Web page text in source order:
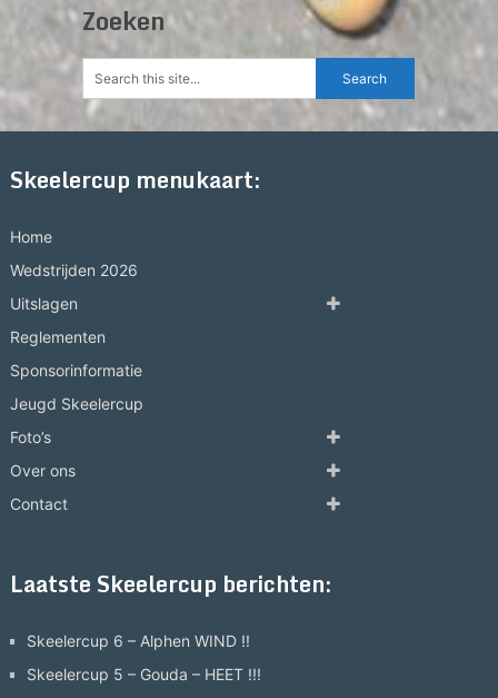
Zoeken
Skeelercup menukaart:
Home
Wedstrijden 2026
Uitslagen
Reglementen
Sponsorinformatie
Jeugd Skeelercup
Foto’s
Over ons
Contact
Laatste Skeelercup berichten:
Skeelercup 6 – Alphen WIND !!
Skeelercup 5 – Gouda – HEET !!!